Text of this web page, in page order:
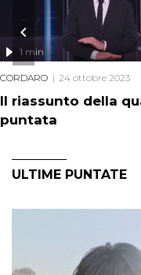
Il riassunto della
puntata
1 min
CORDARO 24 ottobre 2023
ULTIME PUNTATE